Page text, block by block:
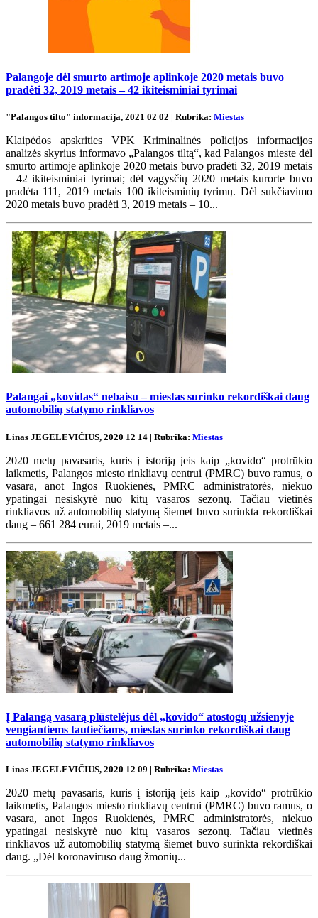
Palangoje dėl smurto artimoje aplinkoje 2020 metais buvo
pradėti 32, 2019 metais – 42 ikiteisminiai tyrimai
"Palangos tilto" informacija, 2021 02 02 | Rubrika: Miestas
Klaipėdos apskrities VPK Kriminalinės policijos informacijos
analizės skyrius informavo „Palangos tiltą“, kad Palangos mieste dėl
smurto artimoje aplinkoje 2020 metais buvo pradėti 32, 2019 metais
– 42 ikiteisminiai tyrimai; dėl vagysčių 2020 metais kurorte buvo
pradėta 111, 2019 metais 100 ikiteisminių tyrimų. Dėl sukčiavimo
2020 metais buvo pradėti 3, 2019 metais – 10...
Palangai „kovidas“ nebaisu – miestas surinko rekordiškai daug
automobilių statymo rinkliavos
Linas JEGELEVIČIUS, 2020 12 14 | Rubrika: Miestas
2020 metų pavasaris, kuris į istoriją įeis kaip „kovido“ protrūkio
laikmetis, Palangos miesto rinkliavų centrui (PMRC) buvo ramus, o
vasara, anot Ingos Ruokienės, PMRC administratorės, niekuo
ypatingai nesiskyrė nuo kitų vasaros sezonų. Tačiau vietinės
rinkliavos už automobilių statymą šiemet buvo surinkta rekordiškai
daug – 661 284 eurai, 2019 metais –...
Į Palangą vasarą plūstelėjus dėl „kovido“ atostogų užsienyje
vengiantiems tautiečiams, miestas surinko rekordiškai daug
automobilių statymo rinkliavos
Linas JEGELEVIČIUS, 2020 12 09 | Rubrika: Miestas
2020 metų pavasaris, kuris į istoriją įeis kaip „kovido“ protrūkio
laikmetis, Palangos miesto rinkliavų centrui (PMRC) buvo ramus, o
vasara, anot Ingos Ruokienės, PMRC administratorės, niekuo
ypatingai nesiskyrė nuo kitų vasaros sezonų. Tačiau vietinės
rinkliavos už automobilių statymą šiemet buvo surinkta rekordiškai
daug. „Dėl koronaviruso daug žmonių...